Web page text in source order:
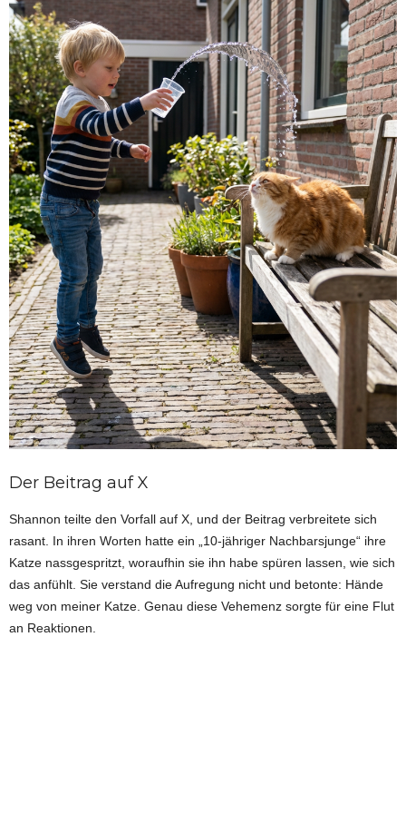
Der Beitrag auf X
Shannon teilte den Vorfall auf X, und der Beitrag verbreitete sich
rasant. In ihren Worten hatte ein „10-jähriger Nachbarsjunge“ ihre
Katze nassgespritzt, woraufhin sie ihn habe spüren lassen, wie sich
das anfühlt. Sie verstand die Aufregung nicht und betonte: Hände
weg von meiner Katze. Genau diese Vehemenz sorgte für eine Flut
an Reaktionen.